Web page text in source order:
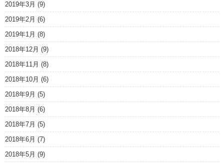
2019年3月 (9)
2019年2月 (6)
2019年1月 (8)
2018年12月 (9)
2018年11月 (8)
2018年10月 (6)
2018年9月 (5)
2018年8月 (6)
2018年7月 (5)
2018年6月 (7)
2018年5月 (9)